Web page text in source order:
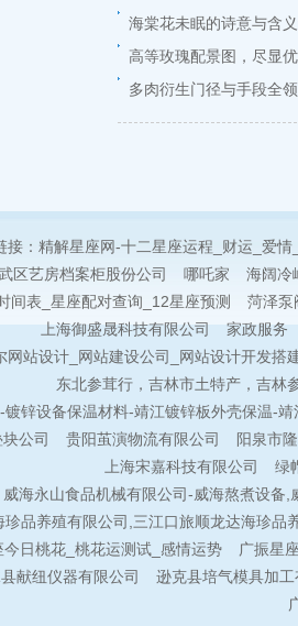
海棠花未眠的诗意与含
高等玫瑰配景图，尽显
多肉衍生门径与手段全
接： 精解星座网-十二星座运程_财运_爱情
区艺房档案柜股份公司
哪吒家 海阔冷
间表_星座配对查询_12星座预测
菏泽泵
上海御盛晟科技有限公司
家政服务
网站设计_网站建设公司_网站设计开发搭
东北参茸行，吉林市土特产，吉林
镀锌设备保温材料-靖江镀锌板外壳保温-靖
公司
贵阳茧演物流有限公司 阳泉市
上海宋嘉科技有限公司
绿
威海永山食品机械有限公司-威海熬煮设备
珍品养殖有限公司,三江口旅顺龙达海珍品
日桃花_桃花运测试_感情运势
广振星
献纽仪器有限公司
逊克县培气模具加工